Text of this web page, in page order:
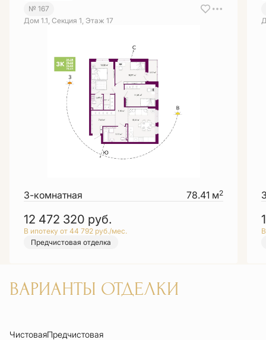
№ 167
Дом 1.1, Секция 1, Этаж 17
3-комнатная 78.41 м2
12 472 320 руб.
В ипотеку от 44 792 руб./мес.
Предчистовая отделка
ВАРИАНТЫ ОТДЕЛКИ
ЧистоваяПредчистовая